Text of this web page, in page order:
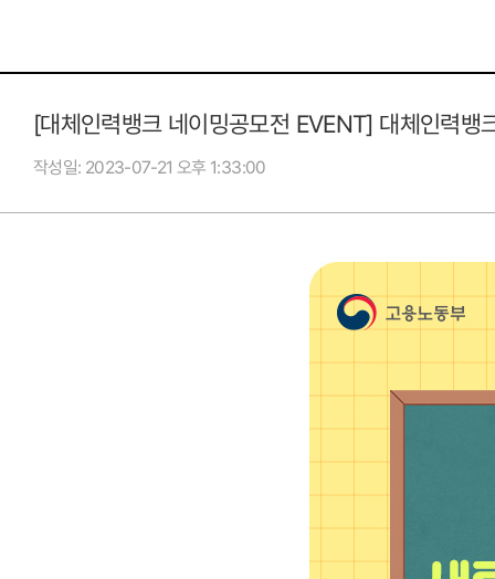
[대체인력뱅크 네이밍공모전 EVENT] 대체인력뱅
작성일 2023-07-21 오후 1:33:00